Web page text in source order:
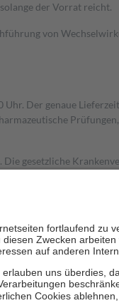
der Vorrat reicht.
von
Der genaue
gesetzliche
unterstützen, fallen